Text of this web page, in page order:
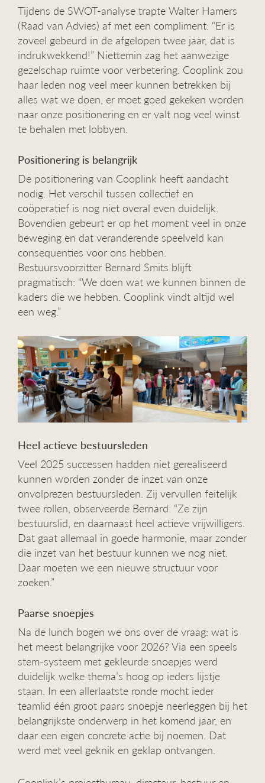
Tijdens de SWOT-analyse trapte Walter Hamers
(Raad van Advies) af met een compliment: “Er is
zoveel gebeurd in de afgelopen twee jaar, dat is
indrukwekkend!” Niettemin zag het aanwezige
gezelschap ruimte voor verbetering. Cooplink zou
haar leden nog veel meer kunnen betrekken bij
alles wat we doen, er moet goed gekeken worden
naar onze positionering en er valt nog veel winst
te behalen met lobbyen.
Positionering is belangrijk
De positionering van Cooplink heeft aandacht
nodig. Het verschil tussen collectief en
coöperatief is nog niet overal even duidelijk.
Bovendien gebeurt er op het moment veel in onze
beweging en dat veranderende speelveld kan
consequenties voor ons hebben.
Bestuursvoorzitter Bernard Smits blijft
pragmatisch: “We doen wat we kunnen binnen de
kaders die we hebben. Cooplink vindt altijd wel
een weg.”
Heel actieve bestuursleden
Veel 2025 successen hadden niet gerealiseerd
kunnen worden zonder de inzet van onze
onvolprezen bestuursleden. Zij vervullen feitelijk
twee rollen, observeerde Bernard: “Ze zijn
bestuurslid, en daarnaast heel actieve vrijwilligers.
Dat gaat allemaal in goede harmonie, maar zonder
die inzet van het bestuur kunnen we nog niet.
Daar moeten we een nieuwe structuur voor
zoeken.”
Paarse snoepjes
Na de lunch bogen we ons over de vraag: wat is
het meest belangrijke voor 2026? Via een speels
stem-systeem met gekleurde snoepjes werd
duidelijk welke thema’s hoog op ieders lijstje
staan. In een allerlaatste ronde mocht ieder
teamlid één groot paars snoepje neerleggen bij het
belangrijkste onderwerp in het komend jaar, en
daar een eigen concrete actie bij noemen. Dat
werd met veel geknik en geklap ontvangen.